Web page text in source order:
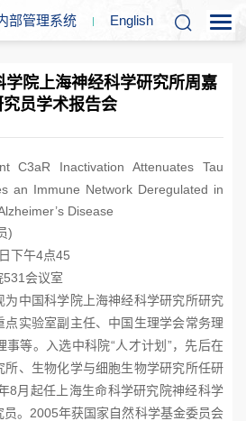
部管理系统 English
学院上海神经科学研究所周嘉
究员学术报告会
C3aR Inactivation Attenuates Tau
an Immune Network Deregulated in
Disease
)
日下午4点45
531 会议室
为中国科学院上海神经科学研究所研究
点实验室副主任、中国生理学会常务理
事等。入选中科院“人才计划 ”，先后在
所、生物化学与细胞生物学研究所任研
8月起任上海生命科学研究院神经科学
。 2005年获国家自然科学基金委员会